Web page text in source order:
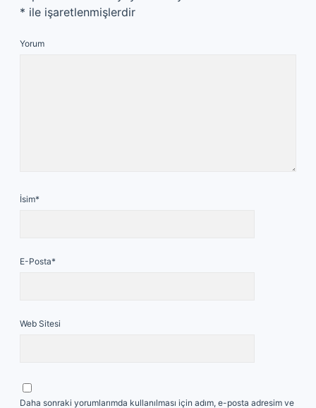
* ile işaretlenmişlerdir
Yorum
İsim*
E-Posta*
Web Sitesi
Daha sonraki yorumlarımda kullanılması için adım, e-posta adresim ve